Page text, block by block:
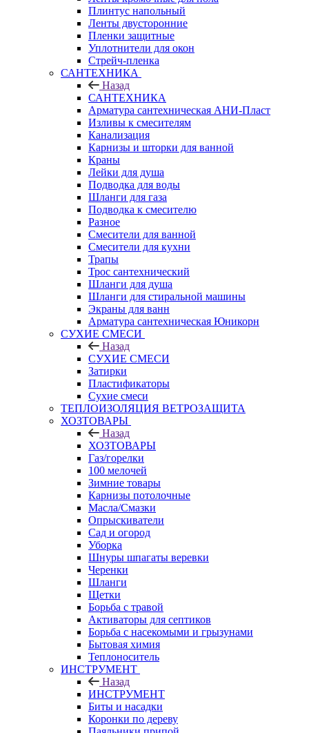
Плинтус напольный
Ленты двусторонние
Пленки защитные
Уплотнители для окон
Стрейч-пленка
САНТЕХНИКА
Назад
САНТЕХНИКА
Арматура сантехническая АНИ-Пласт
Изливы к смесителям
Канализация
Карнизы и шторки для ванной
Краны
Лейки для душа
Подводка для воды
Шланги для газа
Подводка к смесителю
Разное
Смесители для ванной
Смесители для кухни
Трапы
Трос сантехнический
Шланги для душа
Шланги для стиральной машины
Экраны для ванн
Арматура сантехническая Юникорн
СУХИЕ СМЕСИ
Назад
СУХИЕ СМЕСИ
Затирки
Пластификаторы
Сухие смеси
ТЕПЛОИЗОЛЯЦИЯ ВЕТРОЗАЩИТА
ХОЗТОВАРЫ
Назад
ХОЗТОВАРЫ
Газ/горелки
100 мелочей
Зимние товары
Карнизы потолочные
Масла/Смазки
Опрыскиватели
Сад и огород
Уборка
Шнуры шпагаты веревки
Черенки
Шланги
Щетки
Борьба с травой
Активаторы для септиков
Борьба с насекомыми и грызунами
Бытовая химия
Теплоноситель
ИНСТРУМЕНТ
Назад
ИНСТРУМЕНТ
Биты и насадки
Коронки по дереву